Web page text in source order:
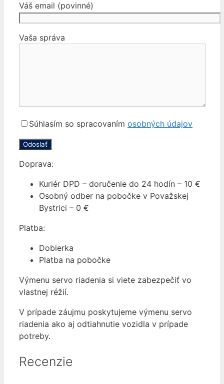
Váš email (povinné)
Vaša správa
Súhlasím so spracovaním osobných údajov
Doprava:
Kuriér DPD – doručenie do 24 hodín – 10 €
Osobný odber na pobočke v Považskej
Bystrici – 0 €
Platba:
Dobierka
Platba na pobočke
Výmenu servo riadenia si viete zabezpečiť vo
vlastnej réžií.
V prípade záujmu poskytujeme výmenu servo
riadenia ako aj odtiahnutie vozidla v prípade
potreby.
Recenzie